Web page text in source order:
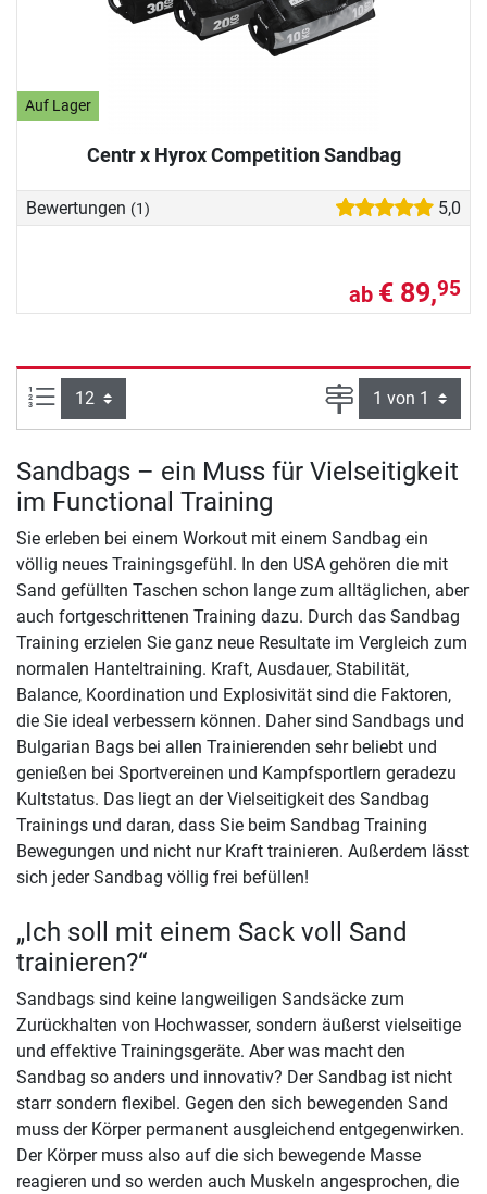
Auf Lager
Centr x Hyrox Competition Sandbag
Bewertungen (1) 5,0
ab € 89,95
Artikel pro Seite: Seite
Sandbags – ein Muss für Vielseitigkeit
im Functional Training
Sie erleben bei einem Workout mit einem Sandbag ein
völlig neues Trainingsgefühl. In den USA gehören die mit
Sand gefüllten Taschen schon lange zum alltäglichen, aber
auch fortgeschrittenen Training dazu. Durch das Sandbag
Training erzielen Sie ganz neue Resultate im Vergleich zum
normalen Hanteltraining. Kraft, Ausdauer, Stabilität,
Balance, Koordination und Explosivität sind die Faktoren,
die Sie ideal verbessern können. Daher sind Sandbags und
Bulgarian Bags bei allen Trainierenden sehr beliebt und
genießen bei Sportvereinen und Kampfsportlern geradezu
Kultstatus. Das liegt an der Vielseitigkeit des Sandbag
Trainings und daran, dass Sie beim Sandbag Training
Bewegungen und nicht nur Kraft trainieren. Außerdem lässt
sich jeder Sandbag völlig frei befüllen!
„Ich soll mit einem Sack voll Sand
trainieren?“
Sandbags sind keine langweiligen Sandsäcke zum
Zurückhalten von Hochwasser, sondern äußerst vielseitige
und effektive Trainingsgeräte. Aber was macht den
Sandbag so anders und innovativ? Der Sandbag ist nicht
starr sondern flexibel. Gegen den sich bewegenden Sand
muss der Körper permanent ausgleichend entgegenwirken.
Der Körper muss also auf die sich bewegende Masse
reagieren und so werden auch Muskeln angesprochen, die